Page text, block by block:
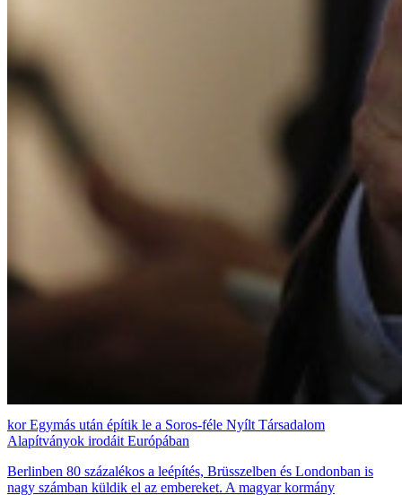
Egymás után építik le a Soros-féle Nyílt Társadalom
Alapítványok irodáit Európában
Berlinben 80 százalékos a leépítés, Brüsszelben és Londonban is
nagy számban küldik el az embereket. A magyar kormány